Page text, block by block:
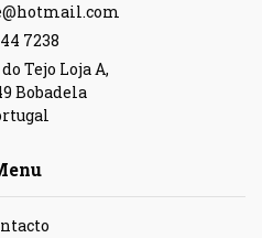
7238
Tejo Loja A,
Bobadela